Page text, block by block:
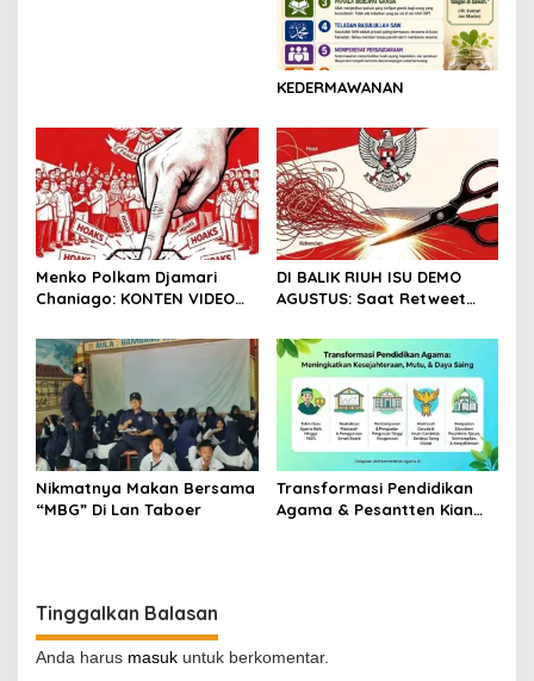
KEDERMAWANAN
Menko Polkam Djamari
Chaniago: KONTEN VIDEO
ADALAH HOAKS
DI BALIK RIUH ISU DEMO
AGUSTUS: Saat Retweet
Pendapat
Nikmatnya Makan Bersama
“MBG” Di Lan Taboer
Transformasi Pendidikan
Agama & Pesantten Kian
Tinggalkan Balasan
Anda harus masuk untuk berkomentar.